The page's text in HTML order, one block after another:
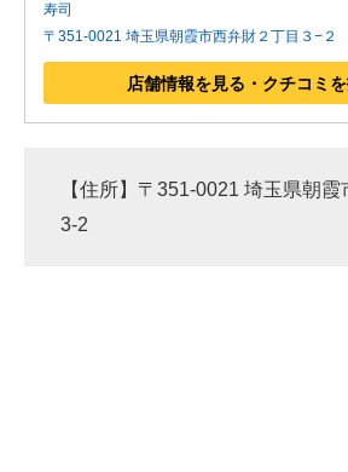
寿司
〒351-0021 埼玉県朝霞市西弁財２丁目３−２
店舗情報を見る・クチコミ
【住所】〒351-0021 埼玉県朝霞
3-2